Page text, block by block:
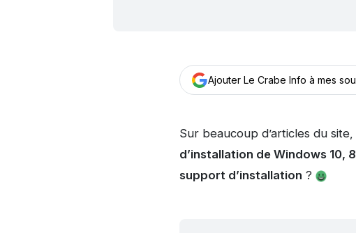
Ajouter Le Crabe Info à mes
Sur beaucoup d’articles du
d’installation de Windows 10,
support d’installation ?